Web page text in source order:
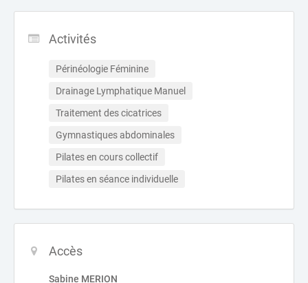
Activités
Périnéologie Féminine
Drainage Lymphatique Manuel
Traitement des cicatrices
Gymnastiques abdominales
Pilates en cours collectif
Pilates en séance individuelle
Accès
Sabine MERION